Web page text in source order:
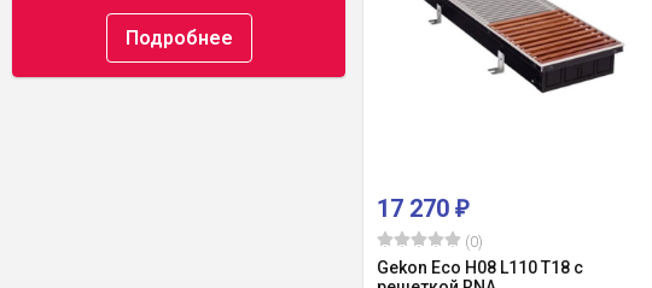
Подробнее
17 270₽
(0)
Gekon Eco H08 L110 T18 с